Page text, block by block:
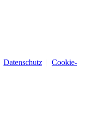
Datenschutz | Cookie-